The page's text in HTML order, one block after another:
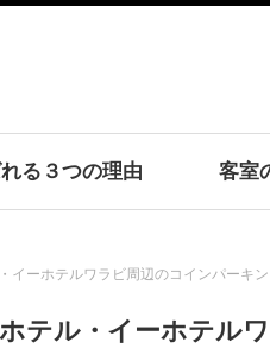
る３つの理由 客室
イーホテルワラビ周辺のコインパーキ
テル・イーホテル